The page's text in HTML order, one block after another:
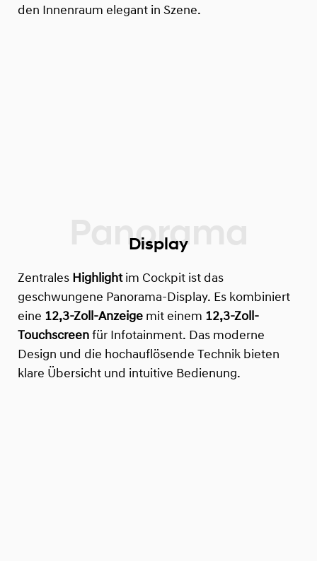
den Innenraum elegant in Szene.
Display
Zentrales Highlight im Cockpit ist das
geschwungene Panorama-Display. Es kombiniert
eine 12,3-Zoll-Anzeige mit einem 12,3-Zoll-
Touchscreen für Infotainment. Das moderne
Design und die hochauflösende Technik bieten
klare Übersicht und intuitive Bedienung.